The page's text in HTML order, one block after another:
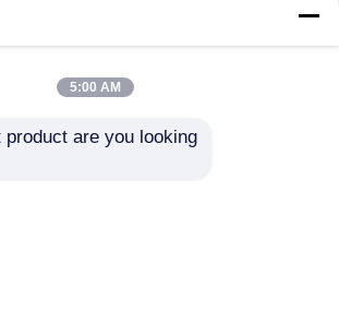
/ 201
Dynamische
5:00 AM
product are you looking